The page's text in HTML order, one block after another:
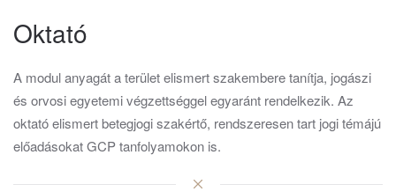
Oktató
A modul anyagát a terület elismert szakembere tanítja, jogászi
és orvosi egyetemi végzettséggel egyaránt rendelkezik. Az
oktató elismert betegjogi szakértő, rendszeresen tart jogi témájú
előadásokat GCP tanfolyamokon is.